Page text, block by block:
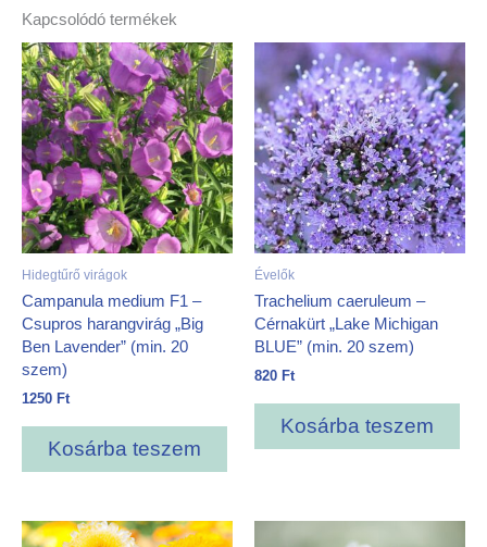
Kapcsolódó termékek
Hidegtűrő virágok
Campanula medium F1 –
Csupros harangvirág „Big
Ben Lavender” (min. 20
szem)
1250 Ft
Kosárba teszem
Évelők
Trachelium caeruleum –
Cérnakürt „Lake Michigan
BLUE” (min. 20 szem)
820 Ft
Kosárba teszem